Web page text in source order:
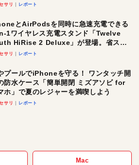
サリ レポート
とAirPodsを同時に急速充電できる
1ワイヤレス充電スタンド「Twelve
HiRise 2 Deluxe」が登場。省スペ
でおしゃれに充電したい人にオスス
サリ レポート
プールでiPhoneを守る！ ワンタッチ開
防水ケース「簡単開閉 ミズアソビ for
ホ」で夏のレジャーを満喫しよう
サリ レポート
Mac